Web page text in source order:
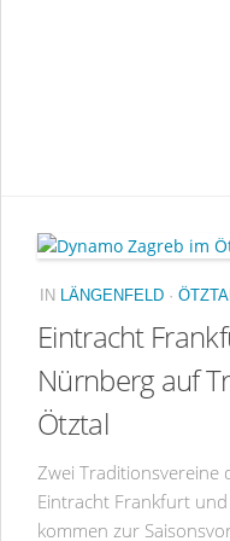
IN LÄNGENFELD ·
Eintracht
Nürnberg auf
Ötztal
Zwei Traditionsvereine
Eintracht Frankfurt
kommen zur